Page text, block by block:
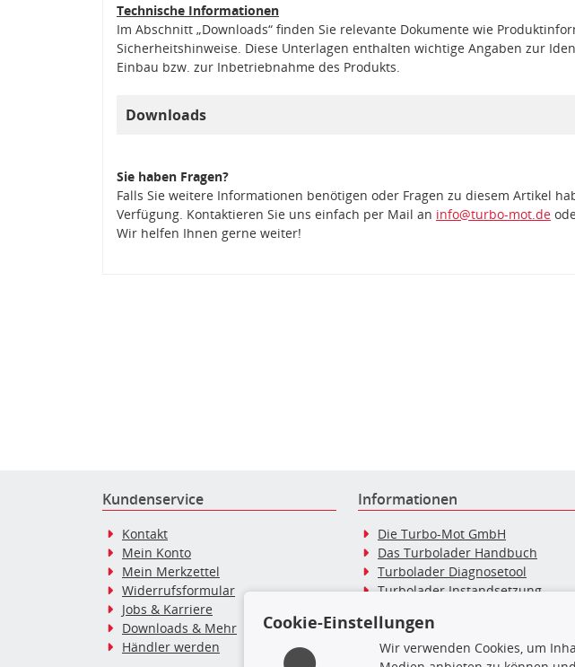
Technische Informationen
Im Abschnitt „Downloads“ finden Sie relevante Dokumente wie
Sicherheitshinweise. Diese Unterlagen enthalten wichtige Angaben zur
Einbau bzw. zur Inbetriebnahme des Produkts.
Downloads
Sie haben Fragen?
Falls Sie weitere Informationen benötigen oder Fragen zu diesem Artikel
Verfügung. Kontaktieren Sie uns einfach per Mail an info@turbo-mot.de
Wir helfen Ihnen gerne weiter!
Kundenservice
Kontakt
Mein Konto
Mein Merkzettel
Widerrufsformular
Jobs & Karriere
Downloads & Mehr
Händler werden
Informationen
Die Turbo-Mot GmbH
Das Turbolader Handbuch
Turbolader Diagnosetool
Turbolader Instandsetzung
Blog: Werkstattinformationen
Turbolader Hersteller
Cookie-Einstellungen
Wir verwenden Cookies, um